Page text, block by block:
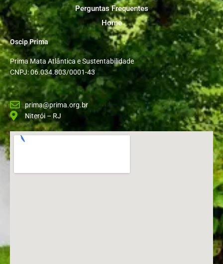
Perguntas Frequentes
Home
Oscip Prima
Prima Mata Atlântica e Sustentabilidade
CNPJ: 06.034.803/0001-43
prima@prima.org.br
Niterói – RJ